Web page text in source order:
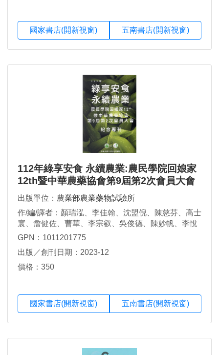
國家書店(開新視窗) 五南書店(開新視窗)
112年綠享安食 永續農業:農民學院回娘家
12th暨中華農藥協會第9屆第2次會員大會
紀念專刊
出版單位： 農業部農業藥物試驗所
作/編/譯者：顏瑞泓、李佳翰、沈盟倪、陳慈芬、高士
寰、詹健佐、曹華、李宗叡、吳俊德、陳妙帆、李悅
怡、林良怡、林芳妘、陳淑娟、謝玉貞、張敬宜、江
慈鴻、呂惠玲、汪淋楊、李敏郎、謝再添、林宜平、
林映秀、饒聖慈、梁瑩如、蕭伊婷、謝奉家、潘蕙
GPN：1011201775
出版／創刊日期：2023-12
價格：350
國家書店(開新視窗) 五南書店(開新視窗)